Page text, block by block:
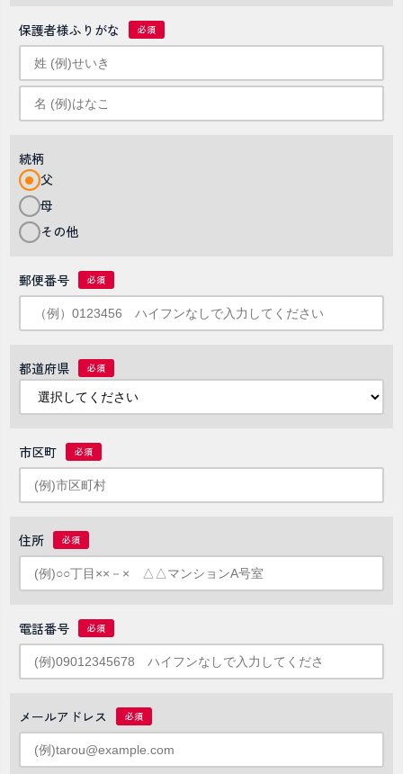
保護者様ふりがな
続柄
父
母
その他
郵便番号
都道府県
市区町
住所
電話番号
メールアドレス